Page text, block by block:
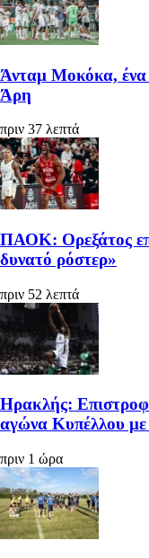
Άνταμ Μοκόκα, ένα
Άρη
πριν 37 λεπτά
ΠΑΟΚ: Ορεξάτος
δυνατό ρόστερ»
πριν 52 λεπτά
Ηρακλής:
αγώνα Κυπέλλου με
πριν 1 ώρα